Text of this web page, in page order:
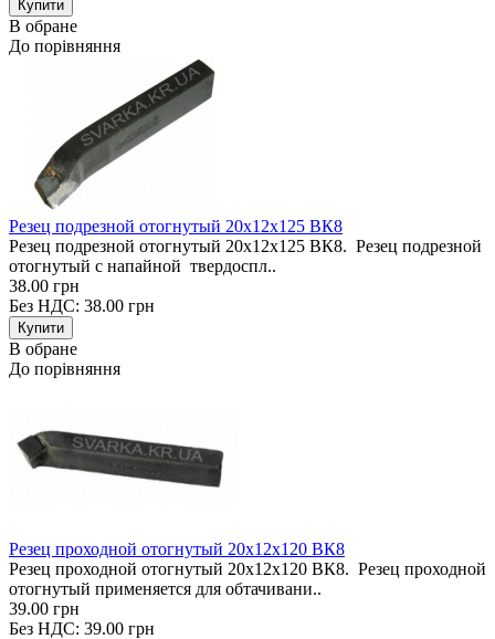
В обране
До порівняння
Резец подрезной отогнутый 20х12х125 ВК8
Резец подрезной отогнутый 20х12х125 ВК8. Резец подрезной
отогнутый с напайной твердоспл..
38.00 грн
Без НДС: 38.00 грн
В обране
До порівняння
Резец проходной отогнутый 20х12х120 ВК8
Резец проходной отогнутый 20х12х120 ВК8. Резец проходной
отогнутый применяется для обтачивани..
39.00 грн
Без НДС: 39.00 грн